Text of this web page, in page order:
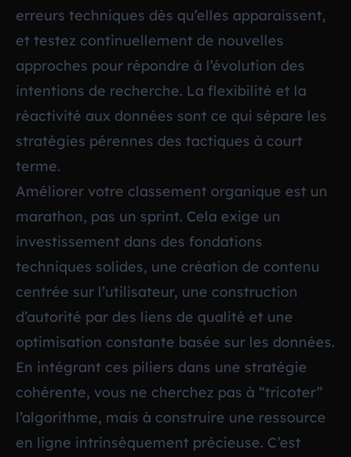
erreurs techniques dès qu’elles apparaissent,
et testez continuellement de nouvelles
approches pour répondre à l’évolution des
intentions de recherche. La flexibilité et la
réactivité aux données sont ce qui sépare les
stratégies pérennes des tactiques à court
terme.
Améliorer votre classement organique est un
marathon, pas un sprint. Cela exige un
investissement dans des fondations
techniques solides, une création de contenu
centrée sur l’utilisateur, une construction
d’autorité par des liens de qualité et une
optimisation constante basée sur les données.
En intégrant ces piliers dans une stratégie
cohérente, vous ne cherchez pas à “tricoter”
l’algorithme, mais à construire une ressource
en ligne intrinsèquement précieuse. C’est